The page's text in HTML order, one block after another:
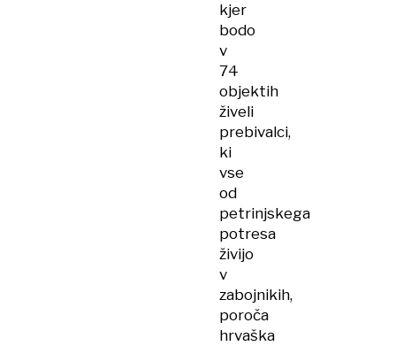
kjer
bodo
v
74
objektih
živeli
prebivalci,
ki
vse
od
petrinjskega
potresa
živijo
v
zabojnikih,
poroča
hrvaška